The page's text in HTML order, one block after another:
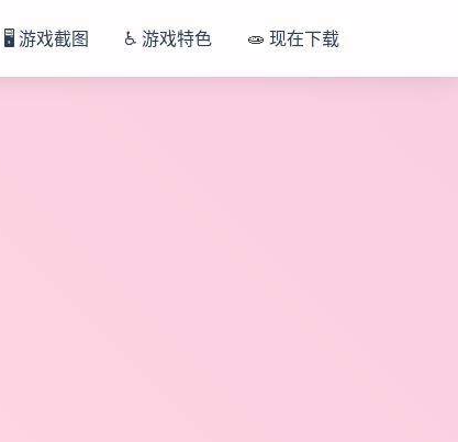
🖥️ 游戏截图 ♿ 游戏特色 🧫 现在下载